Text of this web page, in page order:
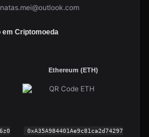
em Criptomoeda
Ethereum (ETH)
0xA35A984401Ae9c81ca2d74297